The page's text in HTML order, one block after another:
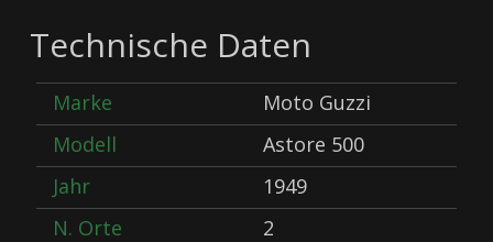
Technische Daten
Marke
Moto Guzzi
Modell
Astore 500
Jahr
1949
N. Orte
2